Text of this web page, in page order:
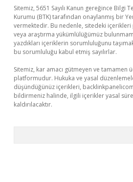
Sitemiz, 5651 Sayılı Kanun gereğince Bilgi
Kurumu (BTK) tarafından onaylanmış bir
vermektedir. Bu nedenle, sitedeki
veya araştırma yükümlülüğümüz
yazdıkları içeriklerin sorumluluğunu
bu sorumluluğu kabul etmiş sayılırlar.
Sitemiz, kar amacı gütmeyen ve tamamen
platformudur. Hukuka ve yasal
düşündüğünüz içerikleri,
bildirmeniz halinde, ilgili içerikler yasal
kaldırılacaktır.